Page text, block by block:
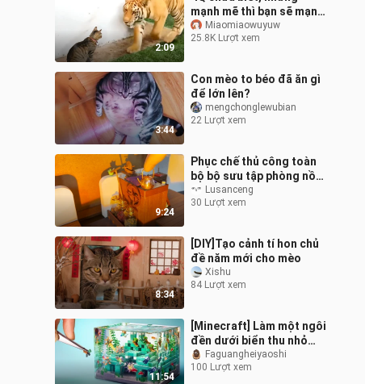
2:09
mạnh mẽ thì bạn sẽ mạnh
mẽ"Miaomiaowuyuw
25.8K Lượt xem
3:44
Con mèo to béo đã ăn gì
để lớn lên?
mengchonglewubian
22 Lượt xem
9:24
Phục chế thủ công toàn
bộ bộ sưu tập phòng nồi
hơiLusanceng
30 Lượt xem
8:34
[DIY]Tạo cảnh tí hon chủ
đề năm mới cho mèo
Xishu
84 Lượt xem
11:54
[Minecraft] Làm một ngôi
đền dưới biển thu nhỏ
trong Minecraft! (Đất
sét WUZU)
Faguangheiyaoshi
100 Lượt xem